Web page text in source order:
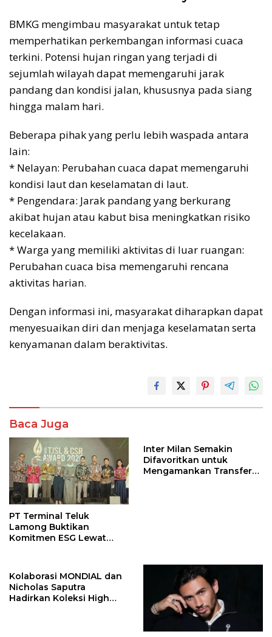
BMKG mengimbau masyarakat untuk tetap
memperhatikan perkembangan informasi cuaca
terkini. Potensi hujan ringan yang terjadi di
sejumlah wilayah dapat memengaruhi jarak
pandang dan kondisi jalan, khususnya pada siang
hingga malam hari.
Beberapa pihak yang perlu lebih waspada antara
lain:
* Nelayan: Perubahan cuaca dapat memengaruhi
kondisi laut dan keselamatan di laut.
* Pengendara: Jarak pandang yang berkurang
akibat hujan atau kabut bisa meningkatkan risiko
kecelakaan.
* Warga yang memiliki aktivitas di luar ruangan:
Perubahan cuaca bisa memengaruhi rencana
aktivitas harian.
Dengan informasi ini, masyarakat diharapkan dapat
menyesuaikan diri dan menjaga keselamatan serta
kenyamanan dalam beraktivitas.
Baca Juga
PT Terminal Teluk
Lamong Buktikan
Komitmen ESG Lewat
Inter Milan Semakin
Difavoritkan untuk
Mengamankan Transfer
Kolaborasi MONDIAL dan
Nicholas Saputra
Hadirkan Koleksi High